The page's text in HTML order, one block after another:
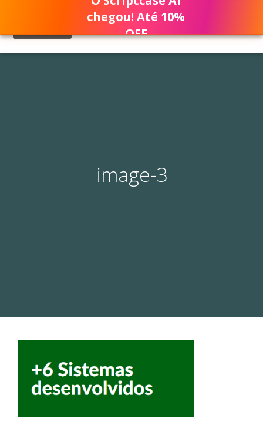
image-3
chegou! Até 10%
OFF